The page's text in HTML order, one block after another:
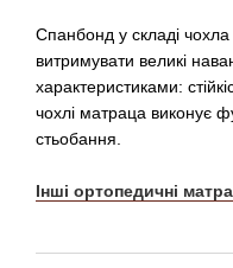
Спанбонд у складі
витримувати великі
характеристиками:
чохлі матраца виконує
стьобання.
Інші ортопедичні